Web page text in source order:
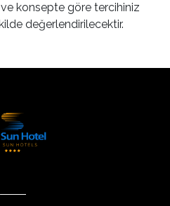
konsepte göre tercihiniz
değerlendirilecektir.